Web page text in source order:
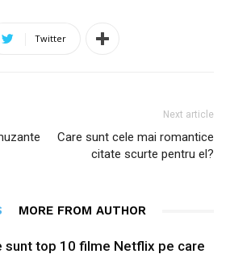
Twitter
Next article
Care sunt cele mai romantice
citate scurte pentru el?
MORE FROM AUTHOR
sunt top 10 filme Netflix pe care